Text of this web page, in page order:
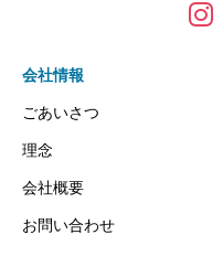
会社情報
ごあいさつ
理念
会社概要
お問い合わせ